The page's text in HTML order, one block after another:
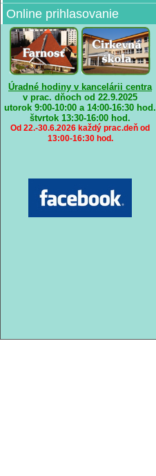
Online prihlasovanie
Úradné hodiny v kancelárii centra
v prac. dňoch od 22.9.2025
utorok 9:00-10:00 a 14:00-16:30 hod.
štvrtok 13:30-16:00 hod.
Od 22.-30.6.2026 každý prac.deň od
13:00-16:30 hod.